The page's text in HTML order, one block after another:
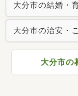
大分市の結婚・
大分市の治安・
大分市の